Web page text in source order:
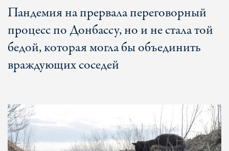
Пандемия на прервала переговорный
процесс по Донбассу, но и не стала той
бедой, которая могла бы объединить
враждующих соседей